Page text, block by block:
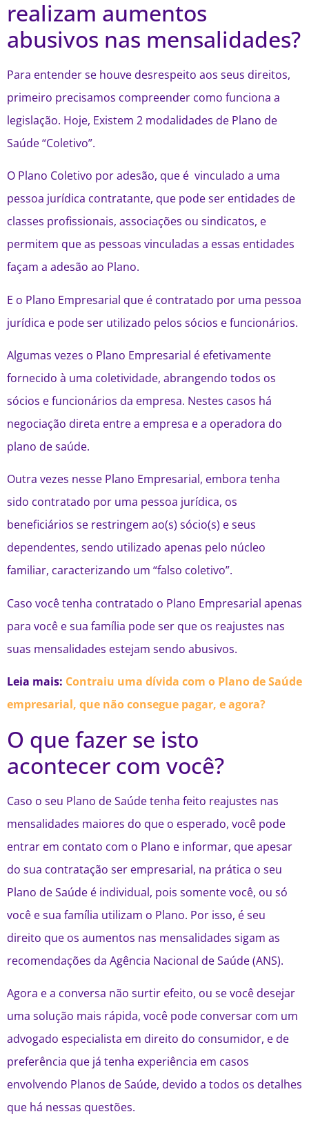
realizam aumentos
abusivos nas mensalidades?
Para entender se houve desrespeito aos seus direitos,
primeiro precisamos compreender como funciona a
legislação. Hoje, Existem 2 modalidades de Plano de
Saúde “Coletivo”.
O Plano Coletivo por adesão, que é vinculado a uma
pessoa jurídica contratante, que pode ser entidades de
classes profissionais, associações ou sindicatos, e
permitem que as pessoas vinculadas a essas entidades
façam a adesão ao Plano.
E o Plano Empresarial que é contratado por uma pessoa
jurídica e pode ser utilizado pelos sócios e funcionários.
Algumas vezes o Plano Empresarial é efetivamente
fornecido à uma coletividade, abrangendo todos os
sócios e funcionários da empresa. Nestes casos há
negociação direta entre a empresa e a operadora do
plano de saúde.
Outra vezes nesse Plano Empresarial, embora tenha
sido contratado por uma pessoa jurídica, os
beneficiários se restringem ao(s) sócio(s) e seus
dependentes, sendo utilizado apenas pelo núcleo
familiar, caracterizando um “falso coletivo”.
Caso você tenha contratado o Plano Empresarial apenas
para você e sua família pode ser que os reajustes nas
suas mensalidades estejam sendo abusivos.
Leia mais: Contraiu uma dívida com o Plano de Saúde
empresarial, que não consegue pagar, e agora?
O que fazer se isto
acontecer com você?
Caso o seu Plano de Saúde tenha feito reajustes nas
mensalidades maiores do que o esperado, você pode
entrar em contato com o Plano e informar, que apesar
do sua contratação ser empresarial, na prática o seu
Plano de Saúde é individual, pois somente você, ou só
você e sua família utilizam o Plano. Por isso, é seu
direito que os aumentos nas mensalidades sigam as
recomendações da Agência Nacional de Saúde (ANS).
Agora e a conversa não surtir efeito, ou se você desejar
uma solução mais rápida, você pode conversar com um
advogado especialista em direito do consumidor, e de
preferência que já tenha experiência em casos
envolvendo Planos de Saúde, devido a todos os detalhes
que há nessas questões.